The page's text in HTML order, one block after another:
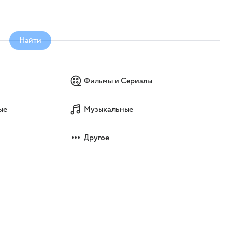
Найти
Фильмы и Сериалы
Музыкальные
Другое